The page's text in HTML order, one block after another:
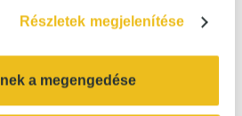
Részletek megjelenítése
a megengedése